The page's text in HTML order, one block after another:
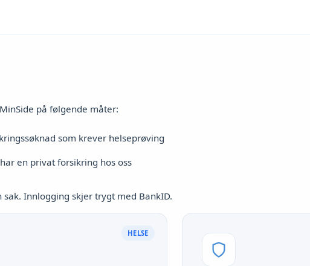
på følgende måter:
som krever helseprøving
en privat forsikring hos oss
Innlogging skjer trygt med BankID.
HELSE